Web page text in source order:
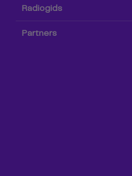
Radiogids
Partners